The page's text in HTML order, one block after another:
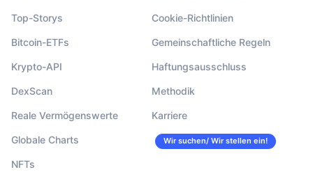
Top-Storys
Bitcoin-ETFs
Krypto-API
DexScan
Reale Vermögenswerte
Globale Charts
NFTs
Cookie-Richtlinien
Gemeinschaftliche Regeln
Haftungsausschluss
Methodik
Karriere
Wir suchen/ Wir stellen ein!